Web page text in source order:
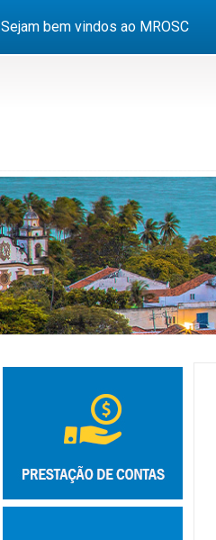
Sejam bem vindos ao MROSC